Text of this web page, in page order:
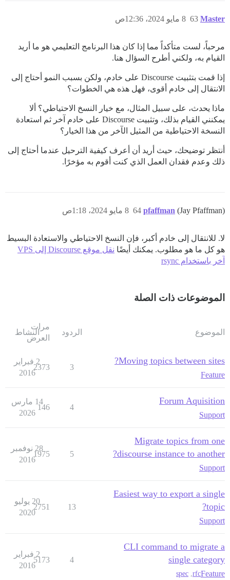
Master 8 مايو 2024، 12:36ص 63
مرحباً، لست متأكداً مما إذا كان هذا البرنامج التعليمي هو ما أريد
القيام به، ولكني أطرح السؤال هنا.
إذا قمت بتثبيت Discourse على خادم، ولكن بسبب النمو أحتاج إلى
الانتقال إلى خادم أقوى، فهل هذه هي الخطوات؟
ماذا يحدث، على سبيل المثال، مع خيار النسخ الاحتياطي؟ ألا
يمكنني القيام بذلك، وتثبيت Discourse على خادم آخر ثم استعادة
النسخة الاحتياطية من المثيل الآخر من هذا الخيار؟
أنتظر توضيحك، حيث أريد أن أعرف كيفية الترحيل عندما أحتاج إلى
ذلك وعدم فقدان العمل الذي كنت أقوم به مؤخرًا.
pfaffman (Jay Pfaffman) 8 مايو 2024، 1:18ص 64
لا. للانتقال إلى خادم أكبر، فإن النسخ الاحتياطي والاستعادة البسيط
هو كل ما هو مطلوب. يمكنك أيضًا
نقل موقع Discourse إلى VPS
آخر باستخدام rsync
الموضوعات ذات الصلة
الموضوع الردود
مرات
العرض
النشاط
Moving topics between sites?
Feature
3
2373
2 فبراير
2016
Forum Aquisition
Support
4
146
14 مارس
2026
Migrate topics from one
discourse instance to another?
Support
5
1975
28 نوفمبر
2016
Easiest way to export a single
topic?
Support
13
2751
20 يوليو
2020
CLI command to migrate a
single category
Feature
rfc
,
spec
4
5173
2 فبراير
2016